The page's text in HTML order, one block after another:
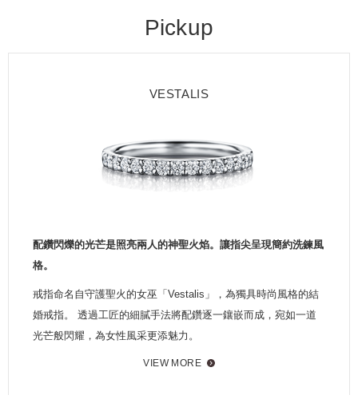
Pickup
VESTALIS
配鑽閃爍的光芒是照亮兩人的神聖火焰。讓指尖呈現簡約洗鍊風
格。
戒指命名自守護聖火的女巫「Vestalis」，為獨具時尚風格的結
婚戒指。 透過工匠的細膩手法將配鑽逐一鑲嵌而成，宛如一道
光芒般閃耀，為女性風采更添魅力。
VIEW MORE